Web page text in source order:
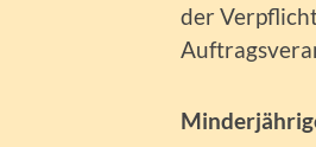
der